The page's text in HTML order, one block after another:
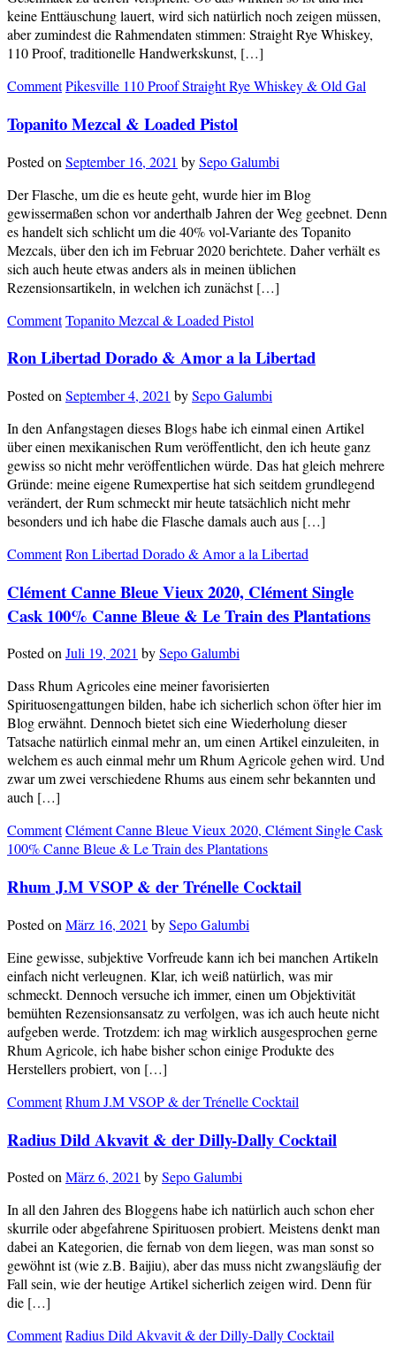
keine Enttäuschung lauert, wird sich natürlich noch zeigen müssen,
aber zumindest die Rahmendaten stimmen: Straight Rye Whiskey,
110 Proof, traditionelle Handwerkskunst, […]
CommentPikesville 110 Proof Straight Rye Whiskey & Old Gal
Topanito Mezcal & Loaded Pistol
Posted on September 16, 2021 bySepo Galumbi
Der Flasche, um die es heute geht, wurde hier im Blog
gewissermaßen schon vor anderthalb Jahren der Weg geebnet. Denn
es handelt sich schlicht um die 40% vol-Variante des Topanito
Mezcals, über den ich im Februar 2020 berichtete. Daher verhält es
sich auch heute etwas anders als in meinen üblichen
Rezensionsartikeln, in welchen ich zunächst […]
CommentTopanito Mezcal & Loaded Pistol
Ron Libertad Dorado & Amor a la Libertad
Posted on September 4, 2021 bySepo Galumbi
In den Anfangstagen dieses Blogs habe ich einmal einen Artikel
über einen mexikanischen Rum veröffentlicht, den ich heute ganz
gewiss so nicht mehr veröffentlichen würde. Das hat gleich mehrere
Gründe: meine eigene Rumexpertise hat sich seitdem grundlegend
verändert, der Rum schmeckt mir heute tatsächlich nicht mehr
besonders und ich habe die Flasche damals auch aus […]
CommentRon Libertad Dorado & Amor a la Libertad
Clément Canne Bleue Vieux 2020, Clément Single
Cask 100% Canne Bleue & Le Train des Plantations
Posted onJuli 19, 2021 bySepo Galumbi
Dass Rhum Agricoles eine meiner favorisierten
Spirituosengattungen bilden, habe ich sicherlich schon öfter hier im
Blog erwähnt. Dennoch bietet sich eine Wiederholung dieser
Tatsache natürlich einmal mehr an, um einen Artikel einzuleiten, in
welchem es auch einmal mehr um Rhum Agricole gehen wird. Und
zwar um zwei verschiedene Rhums aus einem sehr bekannten und
auch […]
CommentClément Canne Bleue Vieux 2020, Clément Single Cask
100% Canne Bleue & Le Train des Plantations
Rhum J.M VSOP & der Trénelle Cocktail
Posted on März 16, 2021 bySepo Galumbi
Eine gewisse, subjektive Vorfreude kann ich bei manchen Artikeln
einfach nicht verleugnen. Klar, ich weiß natürlich, was mir
schmeckt. Dennoch versuche ich immer, einen um Objektivität
bemühten Rezensionsansatz zu verfolgen, was ich auch heute nicht
aufgeben werde. Trotzdem: ich mag wirklich ausgesprochen gerne
Rhum Agricole, ich habe bisher schon einige Produkte des
Herstellers probiert, von […]
CommentRhum J.M VSOP & der Trénelle Cocktail
Radius Dild Akvavit & der Dilly-Dally Cocktail
Posted onMärz 6, 2021 bySepo Galumbi
In all den Jahren des Bloggens habe ich natürlich auch schon eher
skurrile oder abgefahrene Spirituosen probiert. Meistens denkt man
dabei an Kategorien, die fernab von dem liegen, was man sonst so
gewöhnt ist (wie z.B. Baijiu), aber das muss nicht zwangsläufig der
Fall sein, wie der heutige Artikel sicherlich zeigen wird. Denn für
die […]
CommentRadius Dild Akvavit & der Dilly-Dally Cocktail